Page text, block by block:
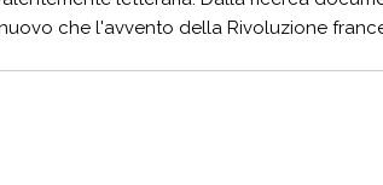
che l'avvento della Rivoluzione